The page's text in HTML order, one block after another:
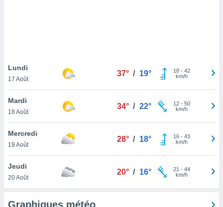
notre
que
et que
Lundi
17 Août
37° / 19° 18- 42
km/h
Mardi
18 Août
34° / 22° 12- 50
km/h
Mercredi
19 Août
28° / 18° 16- 43
km/h
Jeudi
20 Août
20° / 16° 21 - 44
km/h
Graphiques météo